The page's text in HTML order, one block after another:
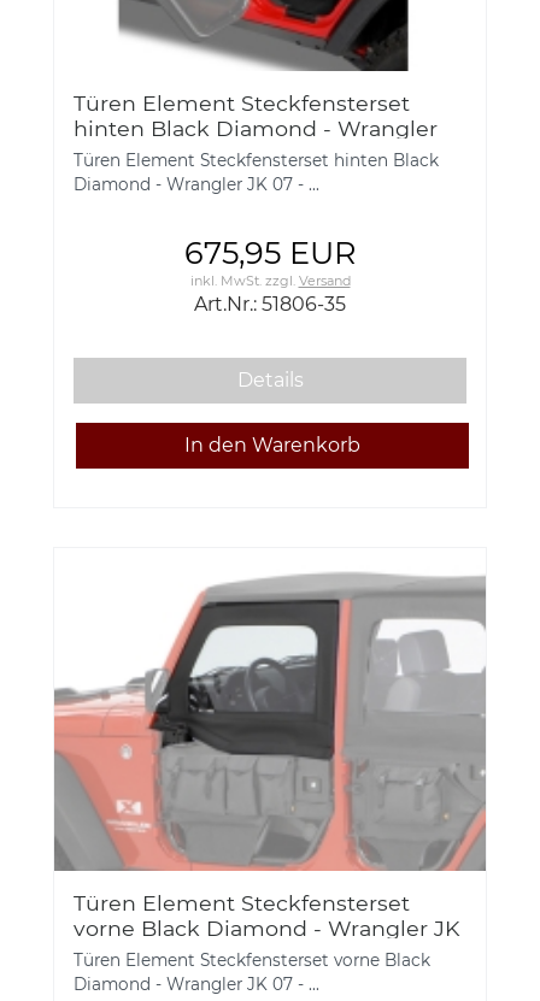
Türen Element Steckfensterset
hinten Black Diamond - Wrangler
JK 07 -
Türen Element Steckfensterset hinten Black
Diamond - Wrangler JK 07 - ...
675,95 EUR
inkl. MwSt. zzgl. Versand
Art.Nr.: 51806-35
Details
Türen Element Steckfensterset
vorne Black Diamond - Wrangler JK
07 -
Türen Element Steckfensterset vorne Black
Diamond - Wrangler JK 07 - ...